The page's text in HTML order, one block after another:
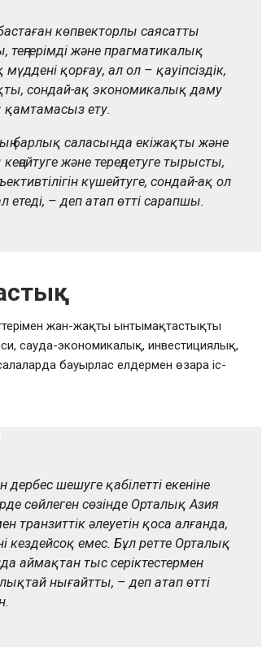
көпвекторлы саясатты
және прагматикалық
қорғау, ал ол – қауіпсіздік,
сондай-ақ экономикалық даму
ету.
барлық саласында екіжақты және
және тереңдетуге тырысты,
күшейтуге, сондай-ақ ол
етеді, – деп атап өтті сарапшы.
жан-жақты ынтымақтастықты
сауда-экономикалық, инвестициялық,
бауырлас елдермен өзара іс-
шешуге қабілетті екеніне
сөйлеген сөзінде Орталық Азия
транзиттік әлеуетін қоса алғанда,
кездейсоқ емес. Бұл ретте Орталық
аймақтан тыс серіктестермен
нығайтты, – деп атап өтті